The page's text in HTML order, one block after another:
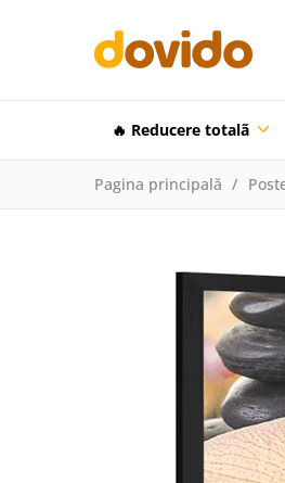
🔥 Reducere totalã
Pagina principală